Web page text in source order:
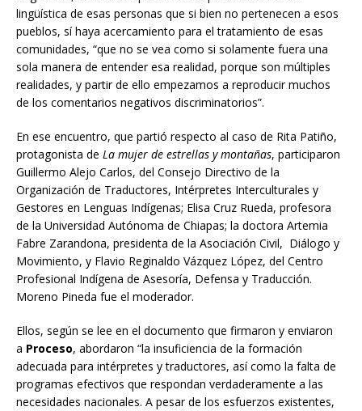
lingüística de esas personas que si bien no pertenecen a esos
pueblos, sí haya acercamiento para el tratamiento de esas
comunidades, “que no se vea como si solamente fuera una
sola manera de entender esa realidad, porque son múltiples
realidades, y partir de ello empezamos a reproducir muchos
de los comentarios negativos discriminatorios”.
En ese encuentro, que partió respecto al caso de Rita Patiño,
protagonista de La mujer de estrellas y montañas, participaron
Guillermo Alejo Carlos, del Consejo Directivo de la
Organización de Traductores, Intérpretes Interculturales y
Gestores en Lenguas Indígenas; Elisa Cruz Rueda, profesora
de la Universidad Autónoma de Chiapas; la doctora Artemia
Fabre Zarandona, presidenta de la Asociación Civil, Diálogo y
Movimiento, y Flavio Reginaldo Vázquez López, del Centro
Profesional Indígena de Asesoría, Defensa y Traducción.
Moreno Pineda fue el moderador.
Ellos, según se lee en el documento que firmaron y enviaron
a Proceso, abordaron “la insuficiencia de la formación
adecuada para intérpretes y traductores, así como la falta de
programas efectivos que respondan verdaderamente a las
necesidades nacionales. A pesar de los esfuerzos existentes,